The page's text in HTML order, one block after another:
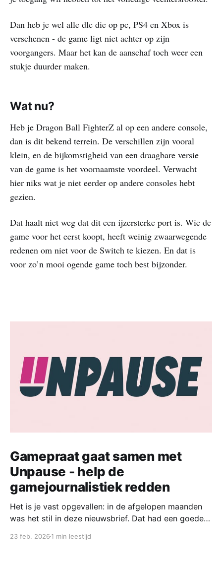
Dan heb je wel alle dlc die op pc, PS4 en Xbox is
verschenen - de game ligt niet achter op zijn
voorgangers. Maar het kan de aanschaf toch weer een
stukje duurder maken.
Wat nu?
Heb je Dragon Ball FighterZ al op een andere console,
dan is dit bekend terrein. De verschillen zijn vooral
klein, en de bijkomstigheid van een draagbare versie
van de game is het voornaamste voordeel. Verwacht
hier niks wat je niet eerder op andere consoles hebt
gezien.
Dat haalt niet weg dat dit een ijzersterke port is. Wie de
game voor het eerst koopt, heeft weinig zwaarwegende
redenen om niet voor de Switch te kiezen. En dat is
voor zo’n mooi ogende game toch best bijzonder.
Gamepraat gaat samen met
Unpause - help de
gamejournalistiek redden
Het is je vast opgevallen: in de afgelopen maanden
was het stil in deze nieuwsbrief. Dat had een goede
collega-gamejournalisten met een nieuw platform,
23 feb. 2026 1 min leestijd